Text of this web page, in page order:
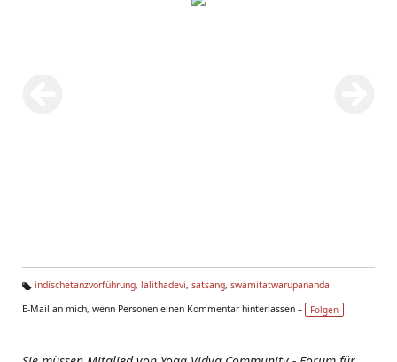
g
indischetanzvorführung, lalithadevi, satsang, swamitatwarupananda
E-Mail an mich, wenn Personen einen Kommentar hinterlassen –
Folgen